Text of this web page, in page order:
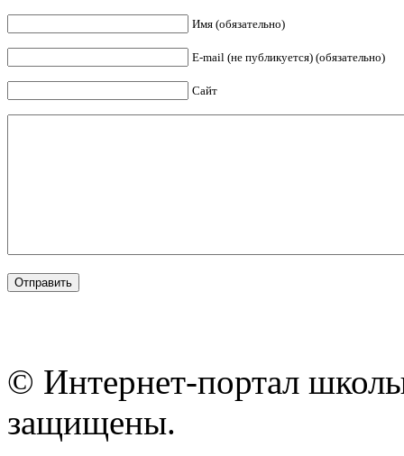
Имя (обязательно)
E-mail (не публикуется) (обязательно)
Сайт
© Интернет-портал
защищены.